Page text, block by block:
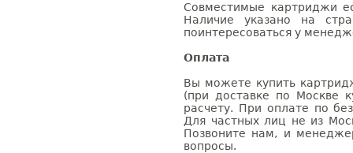
Совместимые картриджи
Наличие указано на
поинтересоваться у
Оплата
Вы можете купить
(при доставке по Москве
расчету. При оплате по
Для частных лиц не из
Позвоните нам, и
вопросы.